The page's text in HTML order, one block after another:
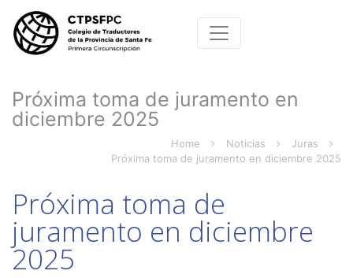
Próxima toma de juramento en
diciembre 2025
Home Noticias
Juras
Próxima toma de juramento en diciembre 2025
Próxima toma de
juramento en diciembre
2025